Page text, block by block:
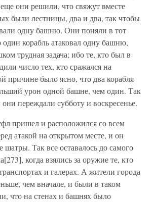
они решили, что свяжут вместе
были лестницы, два и два, так чтобы
одну башню. Они поняли в тот
один корабль атаковал одну башню,
трудная задача; ибо те, кто был в
число тех, кто сражался на
причине было ясно, что два корабля
урон одной башне, чем один. Так
переждали субботу и воскресенье.
пришел и расположился со всем
атакой на открытом месте, и он
шатры. Так все оставалось до самого
когда взялись за оружие те, кто
и галерах. А жители города
чем вначале, и были в таком
что на стенах и башнях было